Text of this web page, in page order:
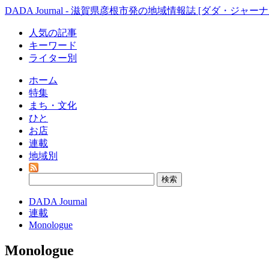
DADA Journal - 滋賀県彦根市発の地域情報誌 [ダダ・ジャー
人気の記事
キーワード
ライター別
ホーム
特集
まち・文化
ひと
お店
連載
地域別
DADA Journal
連載
Monologue
Monologue